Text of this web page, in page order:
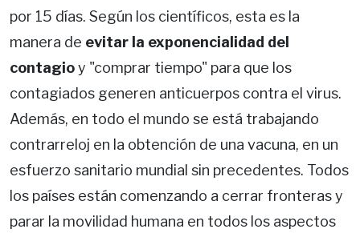
por 15 días. Según los científicos, esta es la
manera de evitar la exponencialidad del
contagioy "comprar tiempo" para que los
contagiados generen anticuerpos contra el virus.
Además, en todo el mundo se está trabajando
contrarreloj en la obtención de una vacuna, en un
esfuerzo sanitario mundial sin precedentes. Todos
los países están comenzando a cerrar fronteras y
parar la movilidad humana en todos los aspectos